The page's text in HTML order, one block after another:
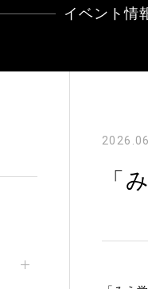
イベント情
「